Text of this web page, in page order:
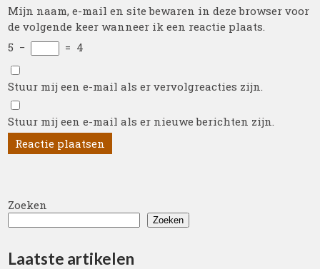
Mijn naam, e-mail en site bewaren in deze browser voor
de volgende keer wanneer ik een reactie plaats.
5 − = 4
Stuur mij een e-mail als er vervolgreacties zijn.
Stuur mij een e-mail als er nieuwe berichten zijn.
Zoeken
Zoeken
Laatste artikelen